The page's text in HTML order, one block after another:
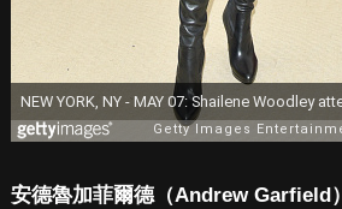
安德魯加菲爾德（Andrew Garfield）